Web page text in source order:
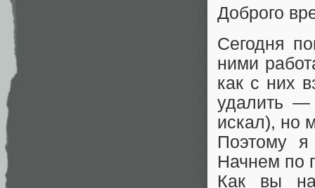
Доброго
Сегодня
ними
как с них
удалить —
искал), но
Поэтому
Начнем по
Как вы